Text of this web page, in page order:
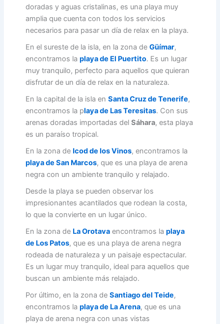
doradas y aguas cristalinas, es una playa muy
amplia que cuenta con todos los servicios
necesarios para pasar un día de relax en la playa.
En el sureste de la isla, en la zona de Güímar,
encontramos la playa de El Puertito. Es un lugar
muy tranquilo, perfecto para aquellos que quieran
disfrutar de un día de relax en la naturaleza.
En la capital de la isla en Santa Cruz de Tenerife,
encontramos la playa de Las Teresitas. Con sus
arenas doradas importadas del Sáhara, esta playa
es un paraíso tropical.
En la zona de Icod de los Vinos, encontramos la
playa de San Marcos, que es una playa de arena
negra con un ambiente tranquilo y relajado.
Desde la playa se pueden observar los
impresionantes acantilados que rodean la costa,
lo que la convierte en un lugar único.
En la zona de La Orotavaencontramos la playa
de Los Patos, que es una playa de arena negra
rodeada de naturaleza y un paisaje espectacular.
Es un lugar muy tranquilo, ideal para aquellos que
buscan un ambiente más relajado.
Por último, en la zona de Santiago del Teide,
encontramos la playa de La Arena, que es una
playa de arena negra con unas vistas